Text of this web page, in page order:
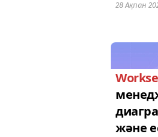
қалай
басты
28 Ақпан
және